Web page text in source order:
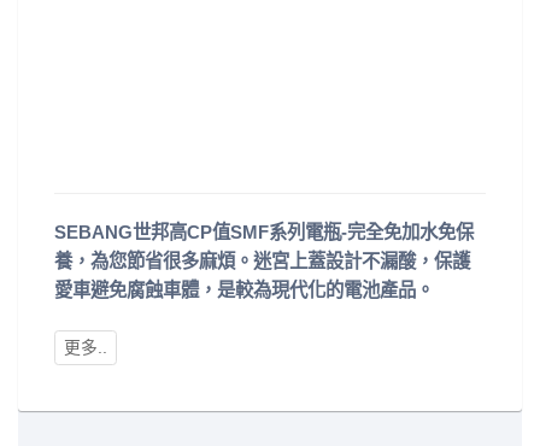
SEBANG世邦高CP值SMF系列電瓶-完全免加水免保
養，為您節省很多麻煩。迷宮上蓋設計不漏酸，保護
愛車避免腐蝕車體，是較為現代化的電池產品。